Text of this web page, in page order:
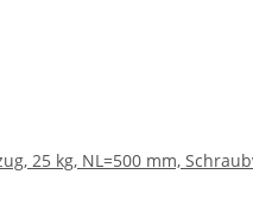
25 kg, NL=500 mm,